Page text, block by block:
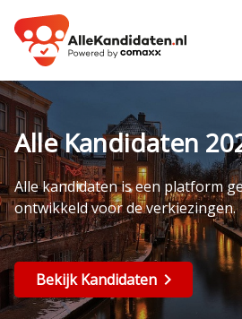
Alle Kandidaten
Alle kandidaten is een platform
ontwikkeld voor de verkiezingen.
Bekijk Kandidaten